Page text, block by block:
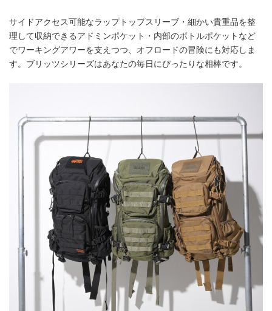
サイドアクセス可能なラップトップスリーブ・細かい貴重品を整
理して収納できるアドミンポケット・内部のボトルポケットなど
でワーキングアワーを支えつつ、オフロードの冒険にも対応しま
す。ブリッツシリーズはあなたの毎日にぴったりな相棒です。